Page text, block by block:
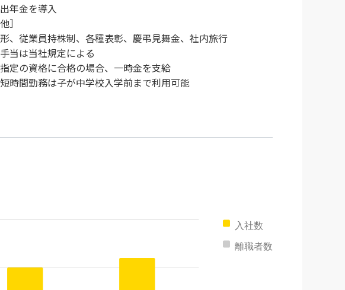
年金を導入
］
、従業員持株制、各種表彰、慶弔見舞金、社内旅行
当は当社規定による
指定の資格に合格の場合、一時金を支給
短時間勤務は子が中学校入学前まで利用可能
入社数
離職者数